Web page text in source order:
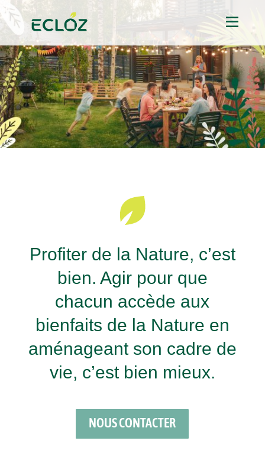
Profiter de la Nature, c’est
bien. Agir pour que
chacun accède aux
bienfaits de la Nature en
aménageant son cadre de
vie, c’est bien mieux.
NOUS CONTACTER